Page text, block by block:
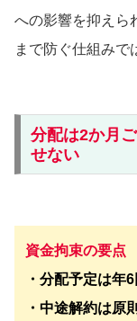
への影響を抑えら
まで防ぐ仕組みで
分配は2か月
せない
資金拘束の要点
・分配予定は年6
・中途解約は原